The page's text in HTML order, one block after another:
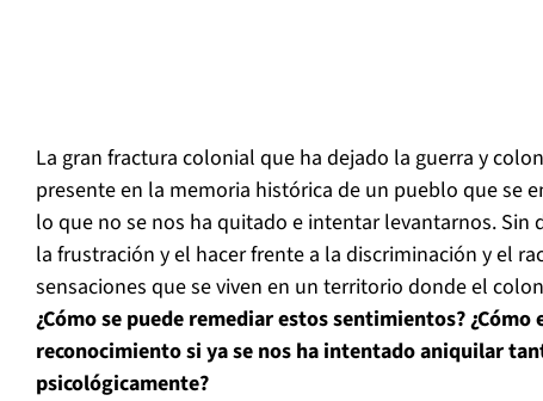
La gran fractura colonial que ha dejado la guerra y
presente en la memoria histórica de un pueblo que se
lo que no se nos ha quitado e intentar levantarnos. Sin
la frustración y el hacer frente a la discriminación y el
sensaciones que se viven en un territorio donde el
¿Cómo se puede remediar estos sentimientos?
reconocimiento si ya se nos ha intentado aniquilar
psicológicamente?